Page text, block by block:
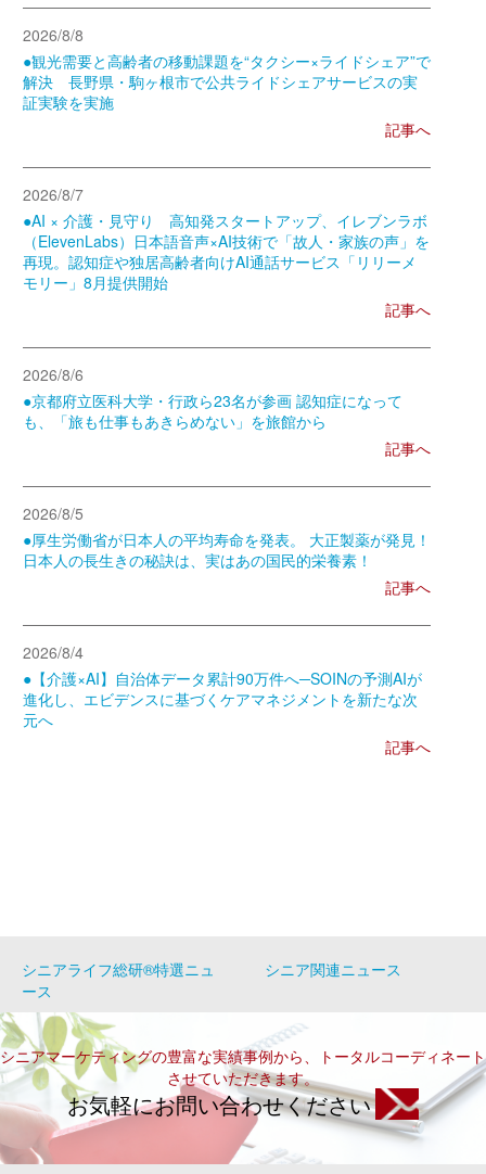
2026/8/8
●観光需要と高齢者の移動課題を“タクシー×ライドシェア”で
解決 長野県・駒ヶ根市で公共ライドシェアサービスの実
証実験を実施
記事へ
2026/8/7
●AI × 介護・見守り 高知発スタートアップ、イレブンラボ
（ElevenLabs）日本語音声×AI技術で「故人・家族の声」を
再現。認知症や独居高齢者向けAI通話サービス「リリーメ
モリー」8月提供開始
記事へ
2026/8/6
●京都府立医科大学・行政ら23名が参画 認知症になって
も、「旅も仕事もあきらめない」を旅館から
記事へ
2026/8/5
●厚生労働省が日本人の平均寿命を発表。 大正製薬が発見！
日本人の長生きの秘訣は、実はあの国民的栄養素！
記事へ
2026/8/4
●【介護×AI】自治体データ累計90万件へ─SOINの予測AIが
進化し、エビデンスに基づくケアマネジメントを新たな次
元へ
記事へ
シニアライフ総研®特選ニュ
ース
シニア関連ニュース
シニアマーケティングの豊富な実績事例から、トータルコーディネート
させていただきます。
お気軽にお問い合わせください